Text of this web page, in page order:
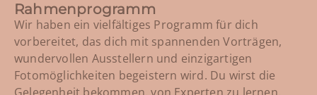
Rahmenprogramm
Wir haben ein vielfältiges Programm für dich
vorbereitet, das dich mit spannenden Vorträgen,
wundervollen Ausstellern und einzigartigen
Fotomöglichkeiten begeistern wird. Du wirst die